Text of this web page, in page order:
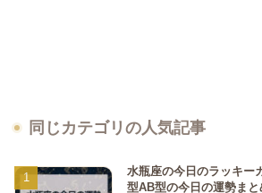
同じカテゴリの人気記事
水瓶座の今日のラッキー
型AB型の今日の運勢まと